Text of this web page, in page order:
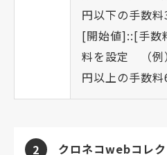
円以下の手数
[開始値]::[手
料を設定 （
円以上の手数
2
クロネコwebコレ